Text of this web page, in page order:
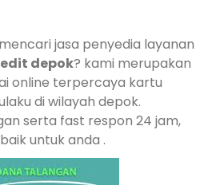
jasa penyedia layanan
depok? kami merupakan
online terpercaya kartu
di wilayah depok.
serta fast respon 24 jam,
untuk anda .